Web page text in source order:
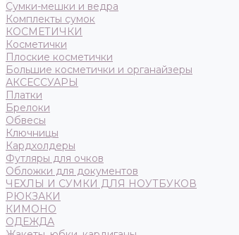
Сумки-мешки и ведра
Комплекты сумок
КОСМЕТИЧКИ
Косметички
Плоские косметички
Большие косметички и органайзеры
АКСЕССУАРЫ
Платки
Брелоки
Обвесы
Ключницы
Кардхолдеры
Футляры для очков
Обложки для документов
ЧЕХЛЫ И СУМКИ ДЛЯ НОУТБУКОВ
РЮКЗАКИ
КИМОНО
ОДЕЖДА